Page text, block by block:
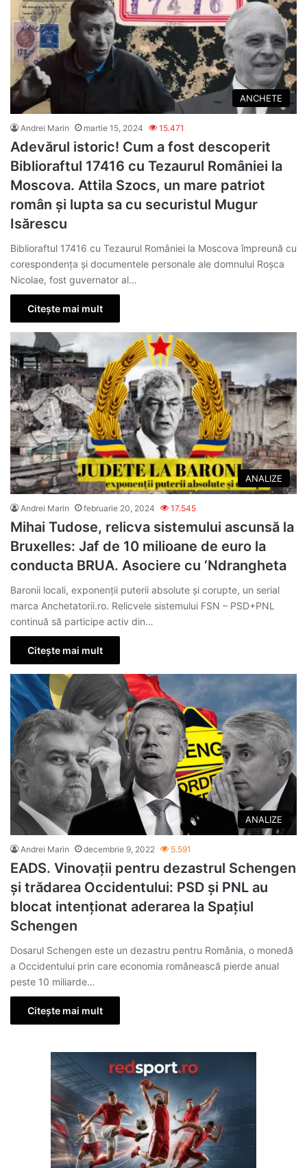
ANCHETE
Andrei Marin martie 15, 2024 15.471
Adevărul istoric! Cum a fost descoperit
Biblioraftul 17416 cu Tezaurul României la
Moscova. Attila Szocs, un mare patriot
român și lupta sa cu securistul Mugur
Isărescu
Biblioraftul 17416 cu Tezaurul României la Moscova împreună cu
corespondența și documentele personale ale domnului Roșca
Nicolae, fost guvernator al…
Citește mai mult
ANALIZE
Andrei Marin februarie 20, 2024 17.545
Mihai Tudose, relicva sistemului ascunsă la
Bruxelles: Jaf de 10 milioane de euro la
conducta BRUA. Asociere cu ‘Ndrangheta
Baronii locali, exponenții puterii absolute și corupte, un serial
marca Anchetatorii.ro. Relicvele sistemului FSN – PSD+PNL
continuă să participe activ din…
Citește mai mult
ANALIZE
Andrei Marin decembrie 9, 2022 5.591
EADS. Vinovații pentru dezastrul Schengen
și trădarea Occidentului: PSD și PNL au
blocat intenționat aderarea la Spațiul
Schengen
Dosarul Schengen este un dezastru pentru România, o monedă
a Occidentului prin care economia românească pierde anual
peste 10 miliarde…
Citește mai mult